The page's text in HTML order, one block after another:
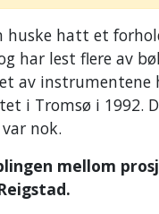
huske hatt et
har lest flere av
av instrumentene
i Tromsø i 1992.
nok.
mellom